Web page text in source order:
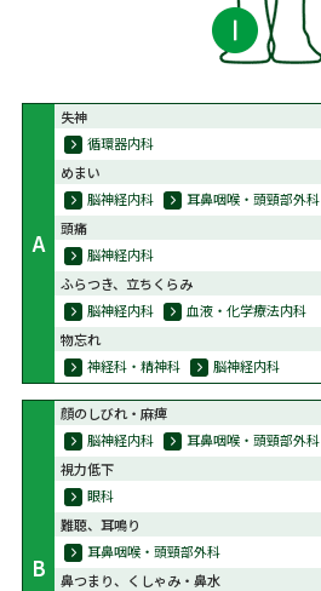
A
失神
循環器内科
めまい
脳神経内科
耳鼻咽喉・頭頸部外科
頭痛
脳神経内科
ふらつき、立ちくらみ
脳神経内科
血液・化学療法内科
物忘れ
神経科・精神科
脳神経内科
B
顔のしびれ・麻痺
脳神経内科
耳鼻咽喉・頭頸部外科
視力低下
眼科
難聴、耳鳴り
耳鼻咽喉・頭頸部外科
鼻つまり、くしゃみ・鼻水